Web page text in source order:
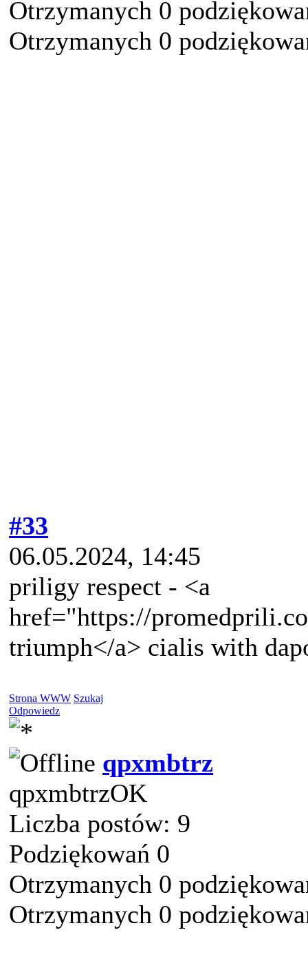
Otrzymanych 0
Otrzymanych 0
#33
06.05.2024, 14:45
priligy respect - <a
href="https://
triumph</a> cialis with
Strona WWW Szukaj
Odpowiedz
qpxmbtrz
qpxmbtrzOK
Liczba postów: 9
Podziękowań 0
Otrzymanych 0
Otrzymanych 0